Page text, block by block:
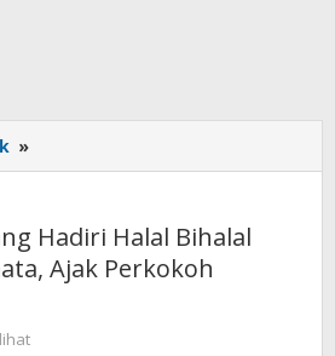
»
Kota
Halal
Bihalal
Hadiri Halal Bihalal
Ajak Perkokoh